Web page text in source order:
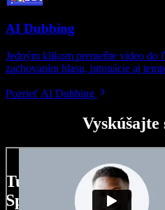
AI Dubbing
Jedným klikom premeňte video
zachovaním hlasu, intonácie aj
Pozrieť AI Dubbing
Vyskúšajte
Tu je malá ukážka
Speechify Studio.